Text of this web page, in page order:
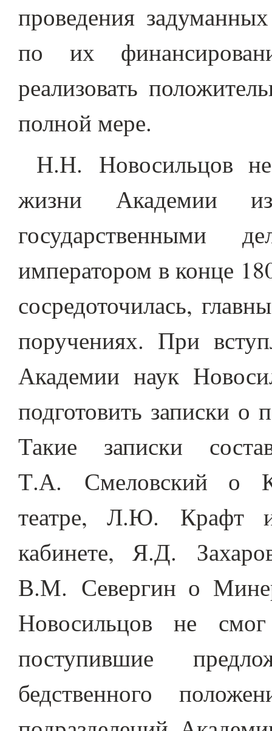
проведения
по их
реализовать
полной мере.
Н.Н. Новосильцов
жизни Академии
государственными
императором в конце
сосредоточилась,
поручениях. При
Академии наук
подготовить записки о
Такие записки
Т.А. Смеловский о
театре, Л.Ю. Крафт
кабинете, Я.Д.
В.М. Севергин о
Новосильцов не
поступившие
бедственного